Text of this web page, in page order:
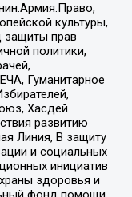
культуры,
защиты прав
политики,
Гуманитарное
Хасдей
развитию
Линия, В защиту
и социальных
инициатив
здоровья и